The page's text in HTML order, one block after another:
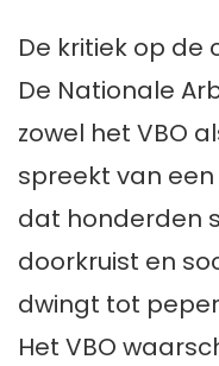
De kritiek op de
De Nationale
zowel het VBO
spreekt van
dat honderden
doorkruist en
dwingt tot
Het VBO